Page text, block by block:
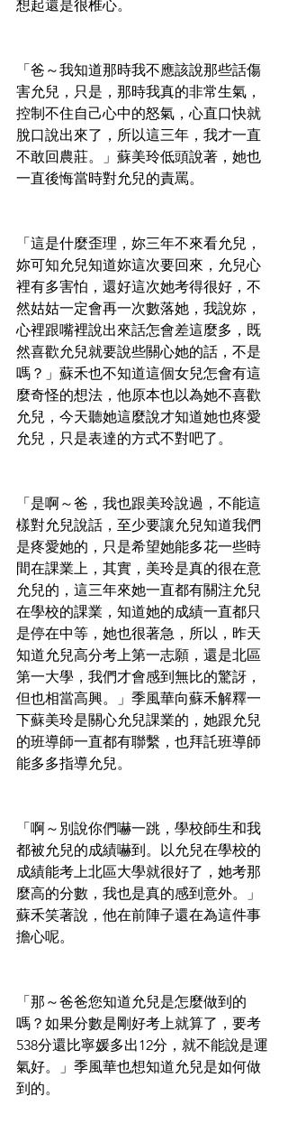
想起還是很椎心。
「爸～我知道那時我不應該說那些話傷
害允兒，只是，那時我真的非常生氣，
控制不住自己心中的怒氣，心直口快就
脫口說出來了，所以這三年，我才一直
不敢回農莊。」蘇美玲低頭說著，她也
一直後悔當時對允兒的責罵。
「這是什麼歪理，妳三年不來看允兒，
妳可知允兒知道妳這次要回來，允兒心
裡有多害怕，還好這次她考得很好，不
然姑姑一定會再一次數落她，我說妳，
心裡跟嘴裡說出來話怎會差這麼多，既
然喜歡允兒就要說些關心她的話，不是
嗎？」蘇禾也不知道這個女兒怎會有這
麼奇怪的想法，他原本也以為她不喜歡
允兒，今天聽她這麼說才知道她也疼愛
允兒，只是表達的方式不對吧了。
「是啊～爸，我也跟美玲說過，不能這
樣對允兒說話，至少要讓允兒知道我們
是疼愛她的，只是希望她能多花一些時
間在課業上，其實，美玲是真的很在意
允兒的，這三年來她一直都有關注允兒
在學校的課業，知道她的成績一直都只
是停在中等，她也很著急，所以，昨天
知道允兒高分考上第一志願，還是北區
第一大學，我們才會感到無比的驚訝，
但也相當高興。」季風華向蘇禾解釋一
下蘇美玲是關心允兒課業的，她跟允兒
的班導師一直都有聯繫，也拜託班導師
能多多指導允兒。
「啊～別說你們嚇一跳，學校師生和我
都被允兒的成績嚇到。以允兒在學校的
成績能考上北區大學就很好了，她考那
麼高的分數，我也是真的感到意外。」
蘇禾笑著說，他在前陣子還在為這件事
擔心呢。
「那～爸爸您知道允兒是怎麼做到的
嗎？如果分數是剛好考上就算了，要考
538分還比寧媛多出12分，就不能說是運
氣好。」季風華也想知道允兒是如何做
到的。